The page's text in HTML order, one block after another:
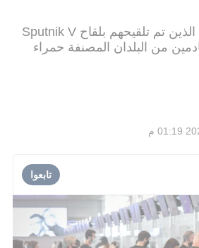
يُسمح بدخول السياح الذين تم تلقيحهم بلقاح Sputnik V
من البلدان المصنفة حمراء
تابعوا